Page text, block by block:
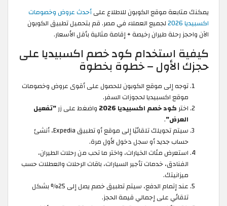
يمكنك متابعة موقع الكوبون للاطلاع علىأحدث عروض وخصومات
اكسبيديا 2026
لجميع العملاء في مصر. قم بتحميل تطبيق الكوبون
الآن واحجز رحلة طيران رخيصة + إقامة مثالية بأقل الأسعار.
كيفية استخدام كود خصم اكسبيديا على
حجزك الأول – خطوة بخطوة
توجه إلى موقع الكوبون للحصول على أقوى عروض وخصومات
موقع اكسبيديا لحجوزات السفر.
اختر كود خصم اكسبيديا 2026 واضغط على زر"تفعيل
العرض".
سيتم تحويلك تلقائيًا إلى موقع أو تطبيق Expedia، أنشئ
حساب جديد أو سجل دخول لأول مرة.
استعرض مئات الخيارات، واختر ما تحب من رحلات الطيران،
الفنادق، خدمات تأجير السيارات، باقات الرحلات والعطلات حسب
ميزانيتك.
عند إتمام الدفع، سيتم تطبيق خصم يصل إلى 25% بشكل
تلقائي على إجمالي قيمة الحجز.